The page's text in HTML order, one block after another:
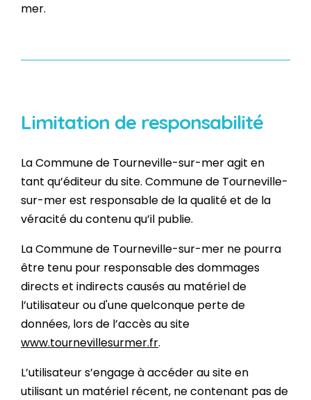
mer.
Limitation de responsabilité
La Commune de Tourneville-sur-mer agit en
tant qu’éditeur du site. Commune de Tourneville-
sur-mer est responsable de la qualité et de la
véracité du contenu qu’il publie.
La Commune de Tourneville-sur-mer ne pourra
être tenu pour responsable des dommages
directs et indirects causés au matériel de
l’utilisateur ou d'une quelconque perte de
données, lors de l’accès au site
www.tournevillesurmer.fr.
L’utilisateur s’engage à accéder au site en
utilisant un matériel récent, ne contenant pas de